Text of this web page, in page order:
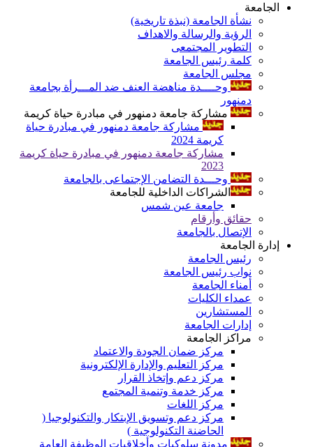
الجامعة
نشأة الجامعة (نبذة تاريخية)
الرؤية والرسالة والاهداف
التطوير المجتمعى
كلمة رئيس الجامعة
مجلس الجامعة
وحــــدة مناهضة العنف ضد المـــرأة بجامعة
دمنهور
مشاركة جامعة دمنهور في مبادرة حياة كريمة
مشاركة جامعة دمنهور في مبادرة حياة
كريمة 2024
مشاركة جامعة دمنهور في مبادرة حياة كريمة
2023
وحـــدة التضامن الإجتماعى بالجامعة
الشراكات الداخلية للجامعة
جامعة عين شمس
حقائق وأرقام
الإتصال بالجامعة
إدارة الجامعة
رئيس الجامعة
نواب رئيس الجامعة
أمناء الجامعة
عمداء الكليات
المستشارين
إدارات الجامعة
مراكز الجامعة
مركز ضمان الجودة والاعتماد
مركز التعليم والإدارة الإلكترونية
مركز دعم وإتخاذ القرار
مركز خدمة وتنمية المجتمع
مركز اللغات
مركز دعم وتسويق الإبتكار والتكنولوجيا (
الحاضنة التكنولوجية )
مدونة سلوكيات وأخلاقيات الوظيفة العامة